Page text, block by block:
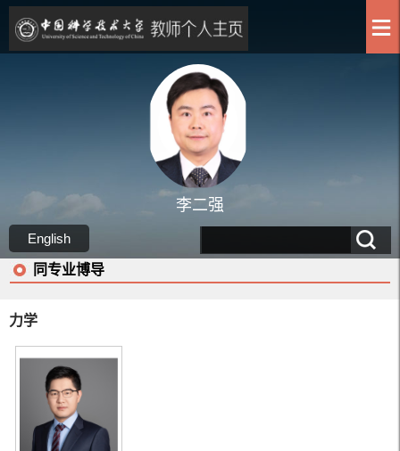
李二强
English
同专业博导
力学